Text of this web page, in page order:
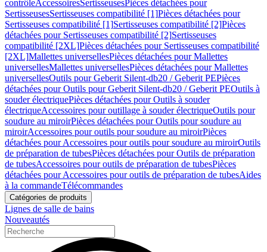
contrôleAccessoiresSertisseusesPièces détachées pour
SertisseusesSertisseuses compatibilité [1]Pièces détachées pour
Sertisseuses compatibilité [1]Sertisseuses compatibilité [2]Pièces
détachées pour Sertisseuses compatibilité [2]Sertisseuses
compatibilité [2XL]Pièces détachées pour Sertisseuses compatibilité
[2XL]Mallettes universellesPièces détachées pour Mallettes
universellesMallettes universellesPièces détachées pour Mallettes
universellesOutils pour Geberit Silent-db20 / Geberit PEPièces
détachées pour Outils pour Geberit Silent-db20 / Geberit PEOutils à
souder électriquePièces détachées pour Outils à souder
électriqueAccessoires pour outillage à souder électriqueOutils pour
soudure au miroirPièces détachées pour Outils pour soudure au
miroirAccessoires pour outils pour soudure au miroirPièces
détachées pour Accessoires pour outils pour soudure au miroirOutils
de préparation de tubesPièces détachées pour Outils de préparation
de tubesAccessoires pour outils de préparation de tubesPièces
détachées pour Accessoires pour outils de préparation de tubesAides
à la commandeTélécommandes
Catégories de produits
Lignes de salle de bains
Nouveautés